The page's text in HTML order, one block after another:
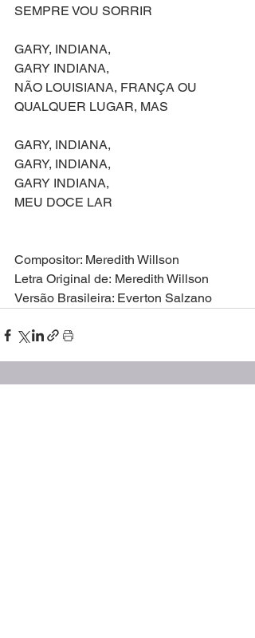
SEMPRE VOU SORRIR
GARY, INDIANA,
GARY INDIANA,
NÃO LOUISIANA, FRANÇA OU
QUALQUER LUGAR, MAS
GARY, INDIANA,
GARY, INDIANA,
GARY INDIANA,
MEU DOCE LAR
Compositor: Meredith Willson
Letra Original de: Meredith Willson
Versão Brasileira: Everton Salzano